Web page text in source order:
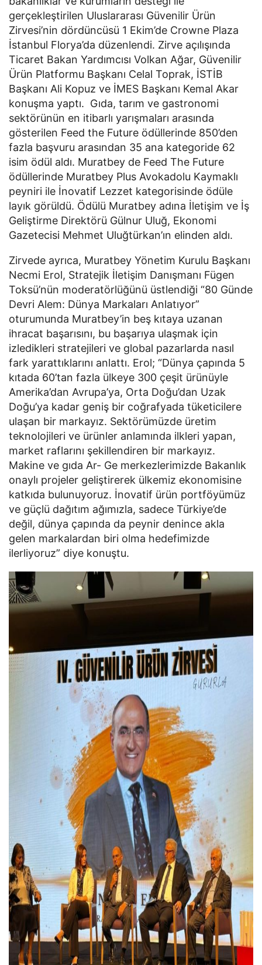
gerçekleştirilen Uluslararası Güvenilir Ürün
Zirvesi’nin dördüncüsü 1 Ekim’de Crowne Plaza
İstanbul Florya’da düzenlendi. Zirve açılışında
Ticaret Bakan Yardımcısı Volkan Ağar, Güvenilir
Ürün Platformu Başkanı Celal Toprak, İSTİB
Başkanı Ali Kopuz ve İMES Başkanı Kemal Akar
konuşma yaptı. Gıda, tarım ve gastronomi
sektörünün en itibarlı yarışmaları arasında
gösterilen Feed the Future ödüllerinde 850’den
fazla başvuru arasından 35 ana kategoride 62
isim ödül aldı. Muratbey de Feed The Future
ödüllerinde Muratbey Plus Avokadolu Kaymaklı
peyniri ile İnovatif Lezzet kategorisinde ödüle
layık görüldü. Ödülü Muratbey adına İletişim ve İş
Geliştirme Direktörü Gülnur Uluğ, Ekonomi
Gazetecisi Mehmet Uluğtürkan’ın elinden aldı.
Zirvede ayrıca, Muratbey Yönetim Kurulu Başkanı
Necmi Erol, Stratejik İletişim Danışmanı Fügen
Toksü’nün moderatörlüğünü üstlendiği “80 Günde
Devri Alem: Dünya Markaları Anlatıyor”
oturumunda Muratbey’in beş kıtaya uzanan
ihracat başarısını, bu başarıya ulaşmak için
izledikleri stratejileri ve global pazarlarda nasıl
fark yarattıklarını anlattı. Erol; “Dünya çapında 5
kıtada 60’tan fazla ülkeye 300 çeşit ürünüyle
Amerika’dan Avrupa’ya, Orta Doğu’dan Uzak
Doğu’ya kadar geniş bir coğrafyada tüketicilere
ulaşan bir markayız. Sektörümüzde üretim
teknolojileri ve ürünler anlamında ilkleri yapan,
market raflarını şekillendiren bir markayız.
Makine ve gıda Ar- Ge merkezlerimizde Bakanlık
onaylı projeler geliştirerek ülkemiz ekonomisine
katkıda bulunuyoruz. İnovatif ürün portföyümüz
ve güçlü dağıtım ağımızla, sadece Türkiye’de
değil, dünya çapında da peynir denince akla
gelen markalardan biri olma hedefimizde
ilerliyoruz” diye konuştu.